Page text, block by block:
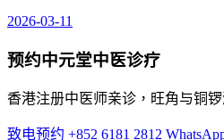
2026-03-11
预约中元堂中医诊疗
香港注册中医师亲诊，旺角与铜锣
致电预约 +852 6181 2812